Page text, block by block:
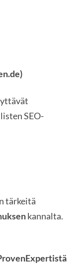
SEO-
tärkeitä
kannalta.